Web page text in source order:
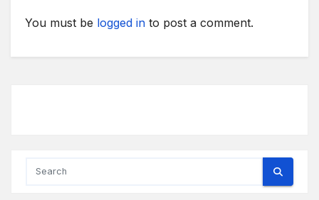
You must be logged in to post a comment.